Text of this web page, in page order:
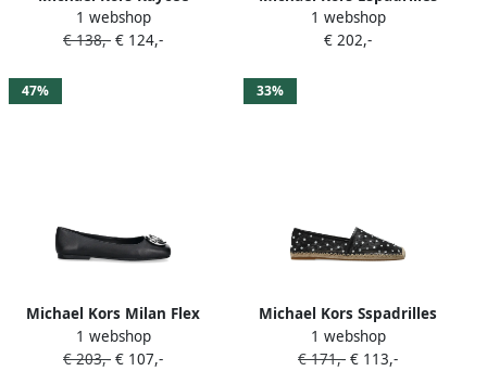
sneakers met kenmerkende
logostreep Wit
1 webshop
€ 138,- € 124,-
met plateauzool Goud
1 webshop
€ 202,-
47%
Michael Kors Milan Flex
ballerina's met
logoplakkaat Zwart
1 webshop
€ 203,- € 107,-
33%
Michael Kors Sspadrilles
verfraaid met kristallen
Zwart
1 webshop
€ 171,- € 113,-